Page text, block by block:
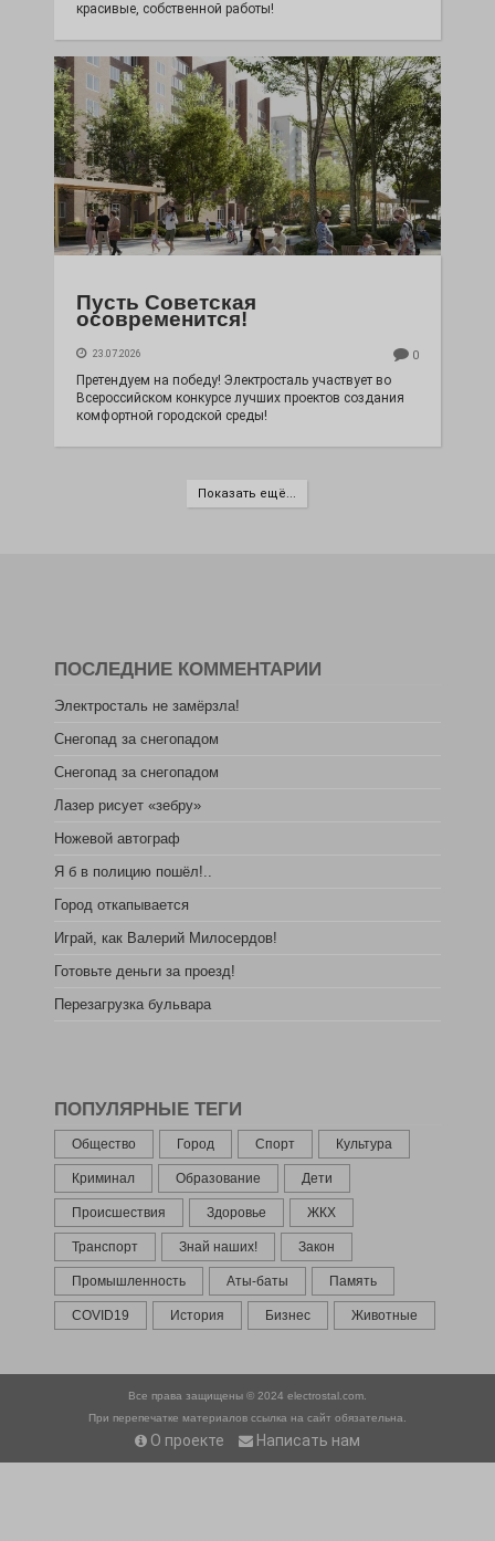
красивые, собственной работы!
Пусть Советская
осовременится!
23.07.2026 0
Претендуем на победу! Электросталь участвует во
Всероссийском конкурсе лучших проектов создания
комфортной городской среды!
Показать ещё...
ПОСЛЕДНИЕ КОММЕНТАРИИ
Электросталь не замёрзла!
Снегопад за снегопадом
Снегопад за снегопадом
Лазер рисует «зебру»
Ножевой автограф
Я б в полицию пошёл!..
Город откапывается
Играй, как Валерий Милосердов!
Готовьте деньги за проезд!
Перезагрузка бульвара
ПОПУЛЯРНЫЕ ТЕГИ
Общество Город Спорт Культура
Криминал Образование Дети
Происшествия Здоровье ЖКХ
Транспорт Знай наших! Закон
Промышленность Аты-баты Память
COVID19 История Бизнес Животные
Все права защищены © 2024 electrostal.com.
При перепечатке материалов ссылка на сайт обязательна.
О проекте Написать нам